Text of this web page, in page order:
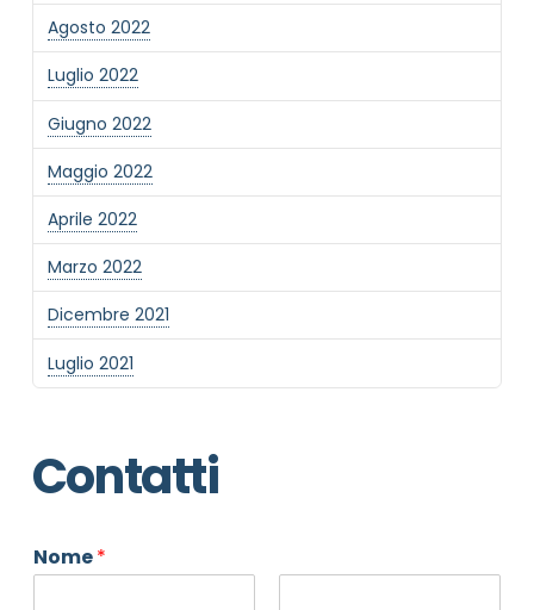
Agosto 2022
Luglio 2022
Giugno 2022
Maggio 2022
Aprile 2022
Marzo 2022
Dicembre 2021
Luglio 2021
Contatti
Nome*